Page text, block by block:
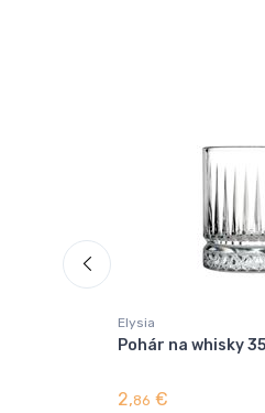
Elysia
Pohár na whisky
2,86 €